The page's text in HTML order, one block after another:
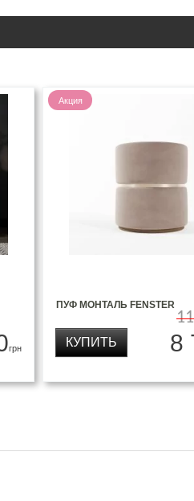
грн
Акция
ПУФ МОНТАЛЬ FENSTER
8
КУПИТЬ